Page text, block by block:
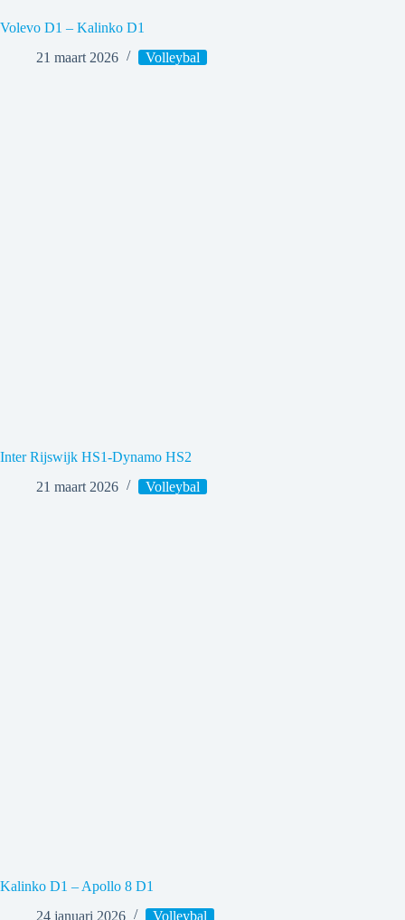
Volevo D1 – Kalinko D1
21 maart 2026
Volleybal
Inter Rijswijk HS1-Dynamo HS2
21 maart 2026
Volleybal
Kalinko D1 – Apollo 8 D1
24 januari 2026
Volleybal